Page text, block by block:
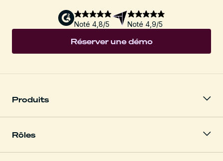
Noté 4,8/5 Noté 4,9/5
Réserver une démo
Produits
Rôles